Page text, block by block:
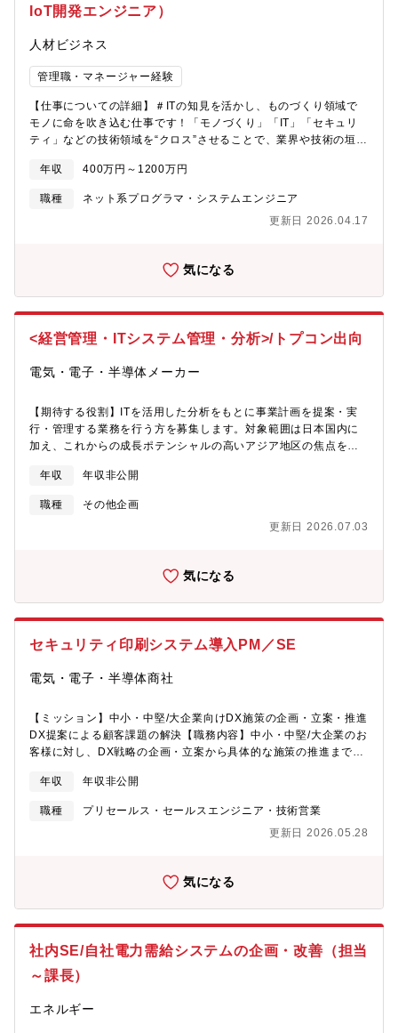
スケジュールを立て、現場ユーザーの悩みや課題を抽出し、ITイ
い技術や手法を取り入れながらITインフラの最前線で活躍するこ
門との連携を通じてチームワークを重視した環境で働くことがで
を研修を通じてご理解いただいた後、各グループ会社を回りなが
ら同社のインフラ環境の理解をして頂きます。将来的にはインフ
ラユニット（福山/東京）を統括する立場としてキャリアアップい
ただくことを視野に入れておりますので、メンバーへのマネジメ
スをご用意しております。また、ITS本部独自の取り組みとしてオ
ンライン型研修が受け放題となっています。スキルや知識向上、
興味のある専門分野を伸ばしていくことが可能です。
ています。【募集背景】会計に関わるシステムとして①既存の財
のシステム、③汎用機から切り出された販売・購買・生産管理の
計領域に関して統合・刷新を行う方針です。2026年度は経費精算
ェクトにて、会計システム統合（財務会計・債権債務）と基幹シ
ステム連携の実装を計画しています。また、経理業務はデジタル
化やツール活用が不十分であることが課題となっていますので、
システムについてのキャッチアップを行えるようにすることで、
会計統合プロジェクトの準備を整える期間に充てていただけるこ
るための募集となります。【配属先】・ITS本部 基幹システム
遣メンバー2名 30～40代チームは温和な方が多く、気軽にコミ
ュニケーションを取れるような仲の良い雰囲気です。仲間意識も
強く、入社後も支えあっていけるような環境です。チーム内外で
の勉強会なども積極的に実施しており、スキルアップを皆で目指
しています。【職務特徴】他部門（特に経理）との連携及び支援
をしていく業務となるため、社内SEとしての情報システム部の経
す。【キャリアパスについて】お金周りのシステムから担当し、
わっていただくことができます。また、おカネ周りの経験と知見
を深め、管理会計のデータ周りの専門性を深めることも可能で
す。データ周りでキャリアを構築していく場合、主に管理会計領
える人材を目指せます。また、ITS本部独自の取り組みとしてオン
ライン型研修が受け放題となっています。スキルや知識向上、興
IoT開発エンジニア）
人材ビジネス
管理職・マネージャー経験
【仕事についての詳細】＃ITの知見を活かし、ものづくり領域で
モノに命を吹き込む仕事です！「モノづくり」「IT」「セキュリ
ティ」などの技術領域を“クロス”させることで、業界や技術の垣根
に貢献しています。IT領域でのご経験をもとに、複数分野を視野
に入れキャリアを広げたい方、ぜひご応募お待ちしております。
ものづくりとITエンジニアリングの掛け合わさった技術は私たち
の身近に存在します。例えば家のIoT化では、家電をスマートフォ
きる。DVDレコーダーで録画した番組をスマートフォンのアプリ
取得で、精度の高い運転支援ができる。日常にはITとものをつな
んあります。 ITエンジニアとして培ったプログラミングやシステ
自動車・ロボット・IoT機器など、制御技術は急速に進化してお
感を得ながら、最先端の組込み技術に携わることで、キャリアの
幅を広げることが可能です！【#活躍できるフィールド】? モノづ
くり領域（組込・制御・車載）自動運転や医療機器など、日常生
の制御技術高齢化社会を支える生活支援ロボットの開発? ものづ
DX・AI）FA、FIoTにまつわるアプリケーション開発画像処理を用
いた製造ラインの無人化、省人化に関するアプリ開発製造ライン
【#プロジェクト事例（一部抜粋）】乗用車自動運転（AD）、運
計（ROS、C言語、C++）流通業向けAIモデル実装（Python,
機器の組込制御開発など【# この仕事の意義】ものづくりの根幹
る：AIやIoTで生活を便利に、快適に持続可能な社会を支える：省
エネ・効率化・自動化で環境負荷を軽減【#共通の魅力ポイント】
多様な業界・技術領域でスキルを活かせる経験・志向に応じた柔
事業や大規模案件へのチャレンジ機会も豊富
年収 400万円～1200万円
職種
ネット系プログラマ・システムエンジニア
更新日 2026.04.17
気になる
<経営管理・ITシステム管理・分析>/トプコン出向
電気・電子・半導体メーカー
【期待する役割】ITを活用した分析をもとに事業計画を提案・実
行・管理する業務を行う方を募集します。対象範囲は日本国内に
加え、これからの成長ポテンシャルの高いアジア地区の焦点を当
す。【業務内容】日本及びアジア地域における事業規模の拡大に
伴い、経営状況を把握するための情報収集から分析、その分析に
基づく事業計画を策定し、経営層に対して提案を行う。また、主
要テーマについて調査分析から企画の策定、遂行プロジェクトの
ント・オフィス）としてのプロジェクト遂行支援を担います。管
南アジア、中東アフリカ）及びグループ会社所在国適正にあわせ
営課題の抽出および経営層への改善提案２）成長戦略や事業計画
支援３）経営目標の関わるデータ分析業務（事業計画・予算策
ITプラットフォームの構築推進５）内部統制、管轄関連会社のガ
バナンス支援などの統括管理業務６）市場動向（マーケット、競
合、技術動向などデータ分析）の調査に基づく内部/外部の環境分
進８）アジア地区における新規販売会社設立やM&A案件の関わる
調査事項への対応【配属部署】※入社後親会社トプコン社へ出向
いただきます。DX/ KM推進部【同社の魅力】●世界をリードする
測位衛星システム）や自動制御機器など、世界中のインフラ整備
果たしています。「社会に役立つ実感」を持ちながら働けるのが
大きな魅力です。
年収 年収非公開
職種
その他企画
更新日 2026.07.03
気になる
セキュリティ印刷システム導入PM／SE
電気・電子・半導体商社
【ミッション】中小・中堅/大企業向けDX施策の企画・立案・推進
DX提案による顧客課題の解決【職務内容】中小・中堅/大企業のお
客様に対し、DX戦略の企画・立案から具体的な施策の推進までを
ニーズを深く理解し、顧客のビジネス課題をヒアリングし、最適
なITソリューションやビジネスモデル変革を提案し、顧客の事業
成長を強力に支援することがミッションです。提案の実現に向け
た推進全体を統括し、社内外の多様なステークホルダーと連携し
業務プロセスの可視化（As-Is／To-Be）および改善提案・IT商材
案・営業部門・代理店との連携による案件創出および伴走支援・
育成（勉強会、ナレッジ整備、標準化推進）【この業務における
やりがい・魅力】・顧客の経営・業務に直接踏み込んだ本質的な
を横断的に経験できる・立ち上げ・変革フェーズの組織で、仕組
年収 年収非公開
職種
プリセールス・セールスエンジニア・技術営業
更新日 2026.05.28
気になる
社内SE/自社電力需給システムの企画・改善（担当
～課長）
エネルギー